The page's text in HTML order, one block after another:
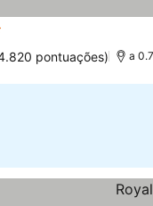
pontuações) a